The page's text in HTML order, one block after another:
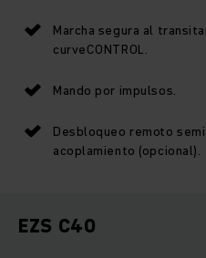
Marcha segura al
curveCONTROL.
Mando por impulsos.
Desbloqueo remoto
acoplamiento (opcional).
EZS C40